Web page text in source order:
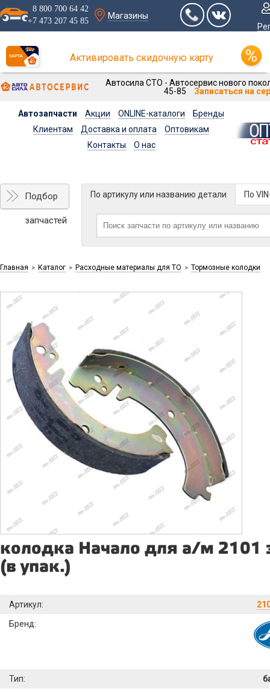
8 800 700 64 42
+7 473 207 45 85
Магазины
Активировать скидочную карту
Автосила СТО - Автосервис нового
45-85
Записаться на
Автозапчасти Акции ONLINE-каталоги
Бренды
Клиентам
Доставка и оплата
Оптовикам
Контакты
О нас
Подбор
запчастей
По артикулу или названию детали По
Главная > Каталог > Расходные материалы для ТО > Тормозные колодки
колодка Начало для а/м 2101
(в упак.)
Артикул:
Бренд:
Тип: